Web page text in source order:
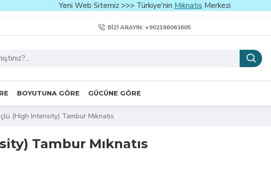
Yeni Web Sitemiz >>> Türkiye'nin Mıknatıs Merkezi
BIZI ARAYIN: +902166063605
BOYUTUNA GÖRE GÜCÜNE GÖRE
(High Intensity) Tambur Mıknatıs
Tambur Mıknatıs